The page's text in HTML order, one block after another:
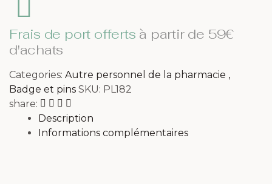
Frais de port offerts à partir de 59€
d'achats
Categories: Autre personnel de la pharmacie ,
Badge et pins SKU: PL182
share:
Description
Informations complémentaires